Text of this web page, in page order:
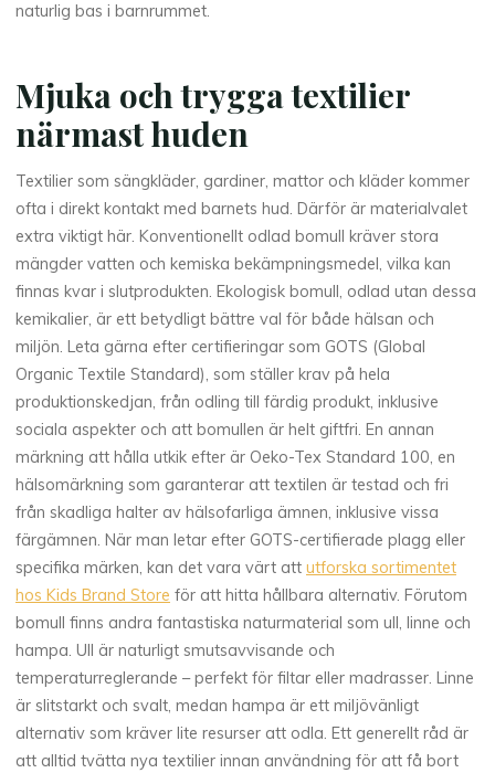
naturlig bas i barnrummet.
Mjuka och trygga textilier
närmast huden
Textilier som sängkläder, gardiner, mattor och kläder kommer
ofta i direkt kontakt med barnets hud. Därför är materialvalet
extra viktigt här. Konventionellt odlad bomull kräver stora
mängder vatten och kemiska bekämpningsmedel, vilka kan
finnas kvar i slutprodukten. Ekologisk bomull, odlad utan dessa
kemikalier, är ett betydligt bättre val för både hälsan och
miljön. Leta gärna efter certifieringar som GOTS (Global
Organic Textile Standard), som ställer krav på hela
produktionskedjan, från odling till färdig produkt, inklusive
sociala aspekter och att bomullen är helt giftfri. En annan
märkning att hålla utkik efter är Oeko-Tex Standard 100, en
hälsomärkning som garanterar att textilen är testad och fri
från skadliga halter av hälsofarliga ämnen, inklusive vissa
färgämnen. När man letar efter GOTS-certifierade plagg eller
specifika märken, kan det vara värt attutforska sortimentet
hos Kids Brand Store för att hitta hållbara alternativ. Förutom
bomull finns andra fantastiska naturmaterial som ull, linne och
hampa. Ull är naturligt smutsavvisande och
temperaturreglerande – perfekt för filtar eller madrasser. Linne
är slitstarkt och svalt, medan hampa är ett miljövänligt
alternativ som kräver lite resurser att odla. Ett generellt råd är
att alltid tvätta nya textilier innan användning för att få bort